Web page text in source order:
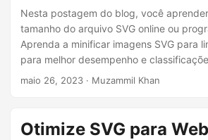
Nesta postagem do blog, você
tamanho do arquivo SVG online ou
Aprenda a minificar imagens SVG para
para melhor desempenho e
mais altas.
maio 26, 2023 · Muzammil Khan
Otimize SVG para